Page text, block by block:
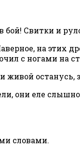
Свитки и
на
с ногами на
останусь,
они еле
словами.